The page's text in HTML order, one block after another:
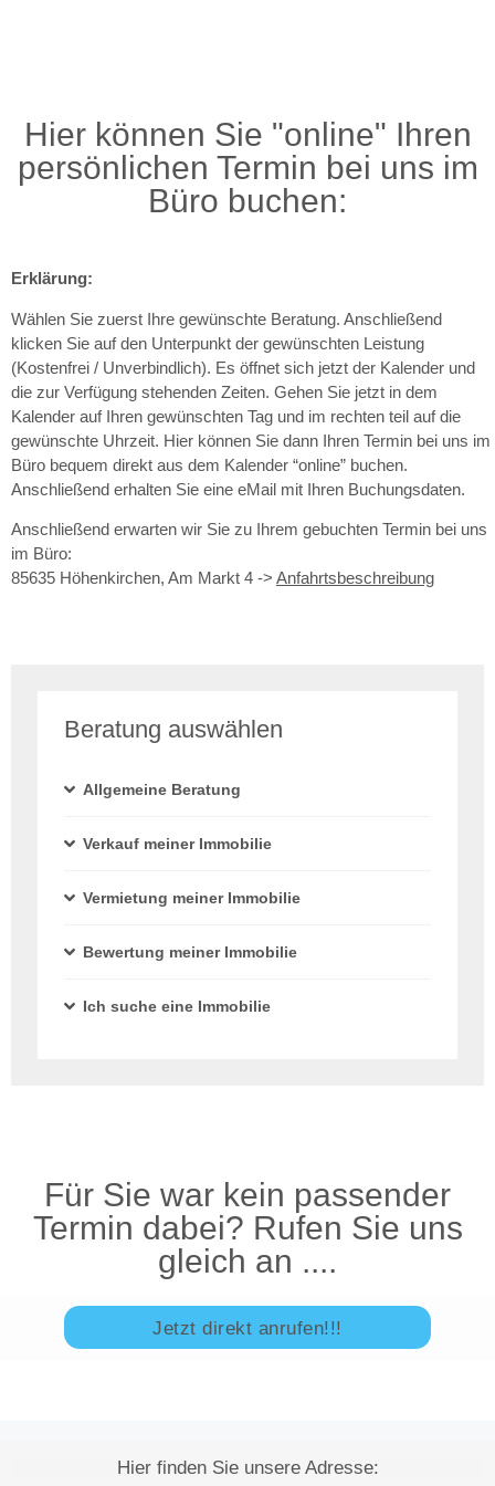
JETZT BUCHEN
Hier können Sie "online" Ihren
persönlichen Termin bei uns im
Büro buchen:
Erklärung:
Wählen Sie zuerst Ihre gewünschte Beratung. Anschließend
klicken Sie auf den Unterpunkt der gewünschten Leistung
(Kostenfrei / Unverbindlich). Es öffnet sich jetzt der Kalender und
die zur Verfügung stehenden Zeiten. Gehen Sie jetzt in dem
Kalender auf Ihren gewünschten Tag und im rechten teil auf die
gewünschte Uhrzeit. Hier können Sie dann Ihren Termin bei uns im
Büro bequem direkt aus dem Kalender “online” buchen.
Anschließend erhalten Sie eine eMail mit Ihren Buchungsdaten.
Anschließend erwarten wir Sie zu Ihrem gebuchten Termin bei uns
im Büro:
85635 Höhenkirchen, Am Markt 4 -> Anfahrtsbeschreibung
Beratung auswählen
Allgemeine Beratung
Verkauf meiner Immobilie
Vermietung meiner Immobilie
Bewertung meiner Immobilie
Ich suche eine Immobilie
Für Sie war kein passender
Termin dabei? Rufen Sie uns
gleich an ....
Jetzt direkt anrufen!!!
Hier finden Sie unsere Adresse: